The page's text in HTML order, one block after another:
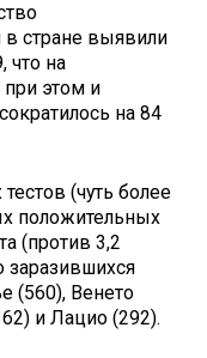
в стране выявили
что на
этом и
на 84
(чуть более
положительных
(против 3,2
заразившихся
(560), Венето
и Лацио (292).